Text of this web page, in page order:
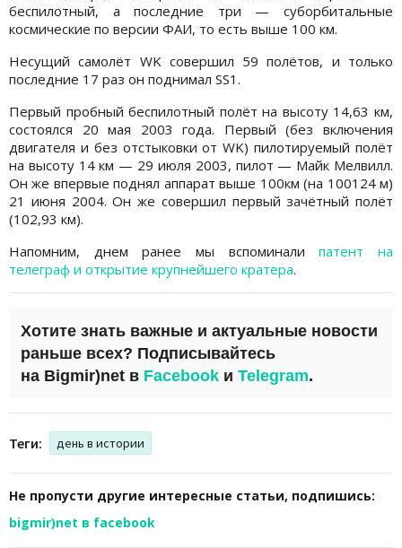
беспилотный, а последние три — суборбитальные
космические по версии ФАИ, то есть выше 100 км.
Несущий самолёт WK совершил 59 полётов, и только
последние 17 раз он поднимал SS1.
Первый пробный беспилотный полёт на высоту 14,63 км,
состоялся 20 мая 2003 года. Первый (без включения
двигателя и без отстыковки от WK) пилотируемый полёт
на высоту 14 км — 29 июля 2003, пилот — Майк Мелвилл.
Он же впервые поднял аппарат выше 100км (на 100124 м)
21 июня 2004. Он же совершил первый зачётный полёт
(102,93 км).
Напомним, днем ранее мы вспоминалипатент на
телеграф и открытие крупнейшего кратера.
Хотите знать важные и актуальные новости
раньше всех? Подписывайтесь
на Bigmir)net в Facebook и Telegram.
Теги: день в истории
Не пропусти другие интересные статьи, подпишись:
bigmir)net в facebook